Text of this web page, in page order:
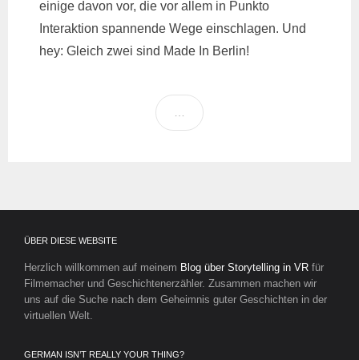
einige davon vor, die vor allem in Punkto
Interaktion spannende Wege einschlagen. Und
hey: Gleich zwei sind Made In Berlin!
…
ÜBER DIESE WEBSITE
Herzlich willkommen auf meinem Blog über Storytelling in VR für
Filmemacher und Geschichtenerzähler. Zusammen machen wir
uns auf die Suche nach dem Geheimnis guter Geschichten in der
virtuellen Welt.
GERMAN ISN’T REALLY YOUR THING?